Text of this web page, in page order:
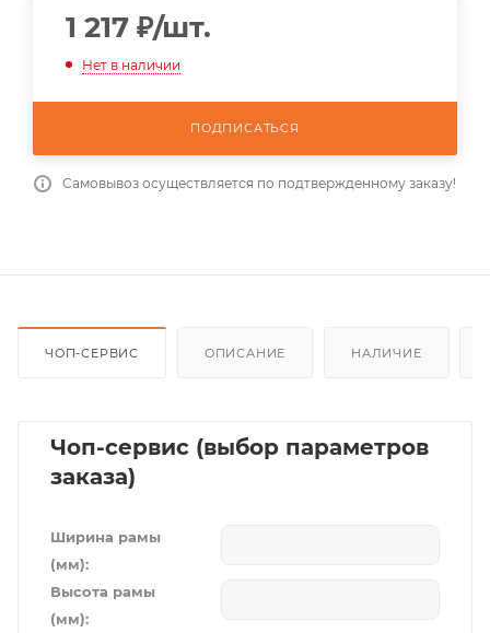
1 217 ₽/шт.
Нет в наличии
ПОДПИСАТЬСЯ
Самовывоз осуществляется по подтвержденному заказу!
ЧОП-СЕРВИС ОПИСАНИЕ НАЛИЧИЕ
Чоп-сервис (выбор параметров
заказа)
Ширина рамы
(мм):
Высота рамы
(мм):